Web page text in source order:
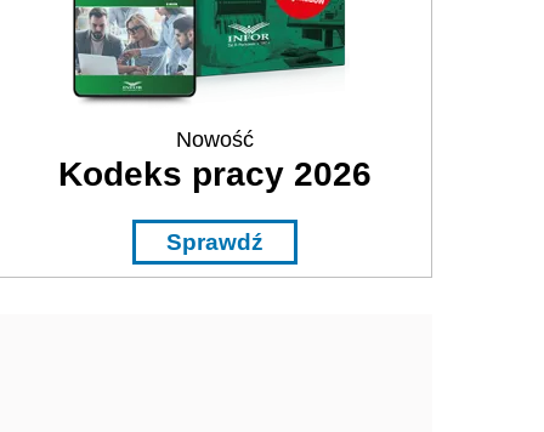
Nowość
Kodeks pracy 2026
Sprawdź